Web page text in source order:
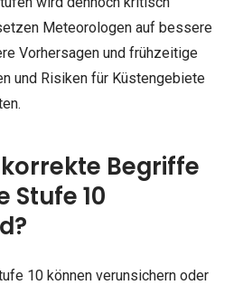
Meteorologen auf bessere
Vorhersagen und frühzeitige
und Risiken für Küstengebiete
Begriffe
Stufe 10
10 können verunsichern oder